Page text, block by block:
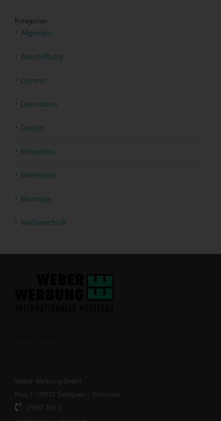
Kategorien
Allgemein
Beschriftung
Corona
Dekoration
Design
Messebau
Mietmöbel
Montage
Werbetechnik
Weber Werbung GmbH
Klus 7 | 31073 Delligsen | Hannover
05187 305 0